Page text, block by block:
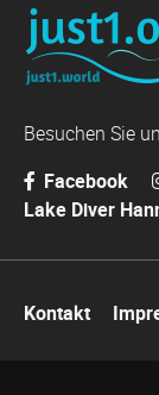
Besuchen Sie
Facebook
Lake Diver
überspringen
Kontakt